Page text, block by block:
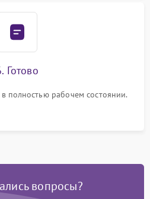
Готово
полностью рабочем состоянии.
вопросы?